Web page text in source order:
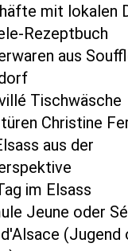
mit lokalen
Rezeptbuch
aus
Tischwäsche
Christine
aus der
im Elsass
Jeune oder
(Jugend